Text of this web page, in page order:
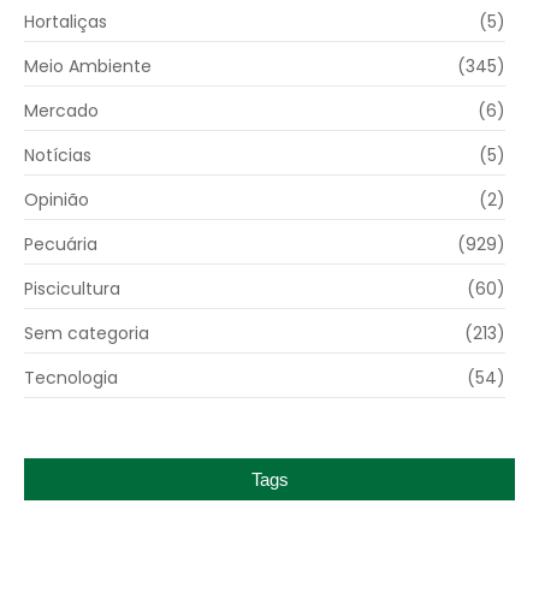
Hortaliças
(5)
Meio Ambiente
(345)
Mercado
(6)
Notícias
(5)
Opinião
(2)
Pecuária
(929)
Piscicultura
(60)
Sem categoria
(213)
Tecnologia
(54)
Tags